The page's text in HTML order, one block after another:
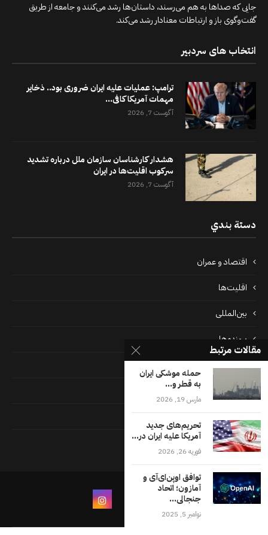
جایی که صداها به هم می‌رسند، داستان‌ها رشد می‌کنند و جامعه از طریق
گفت‌وگوی باز و ارتباطات معنادار رشد می‌کند.
انتخاب های سردبیر
ترامپ: عملیات علیه ایران ضروری بود.. ذخایر
مهمات آمریکا کافی...
آگوست 7, 2026
هشدار کارشناسان سازمان ملل درباره تشدید
سرکوب اقلیت‌ها در ایران
آگوست 7, 2026
دستة بندي
اقتصاد و عمران
اقلیت‌ها
بین‌المللی
پرونده‌ها
جامعه
دسته بندی نشده
فرهنگ
مقالات مرتبط
حمله موشکی ایران
به قطر و...
مارس 19, 2026
تحریم‌های جدید
آمریکا علیه ایران در...
فوریه 26, 2026
توافق اوپن‌ای‌آی و
آمازون؛ اتحاد
جنجالی...
نوامبر 5, 2025